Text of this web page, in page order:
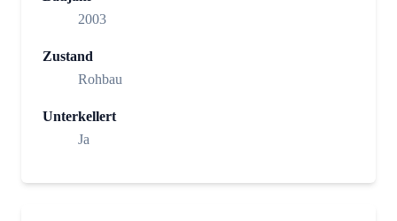
2003
Zustand
Rohbau
Unterkellert
Ja